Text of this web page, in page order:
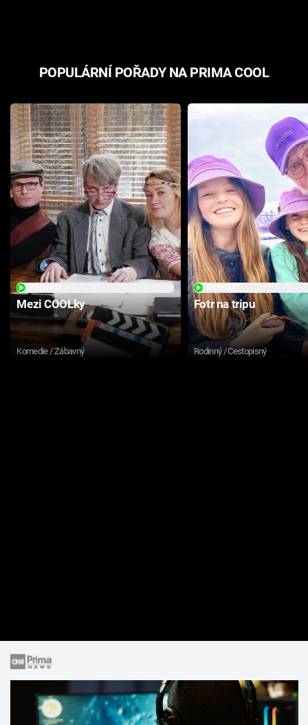
POPULÁRNÍ POŘADY NA PRIMA COOL
Mezi COOLky
Komedie / Zábavný
Fotr na tripu
Rodinný / Cestopisný